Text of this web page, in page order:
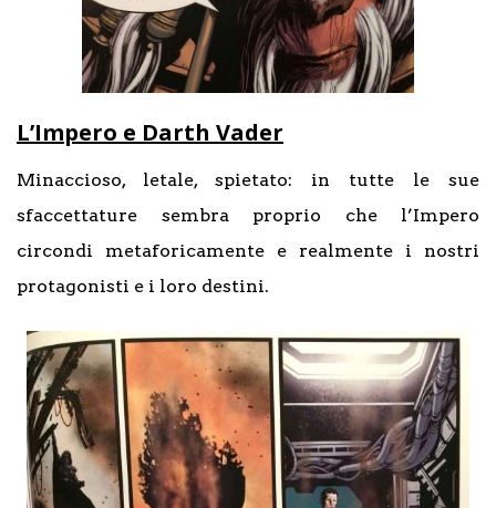
L’Impero e Darth Vader
Minaccioso, letale, spietato: in tutte le sue
sfaccettature sembra proprio che l’Impero
circondi metaforicamente e realmente i nostri
protagonisti e i loro destini.